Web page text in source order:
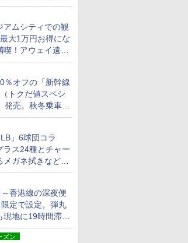
アムシティでの観
大1万円お得にな
！アウェイ遠征
ペーン」
％オフの「新幹線
トクだ値スペシ
発売。秋冬乗車
っと限定
」6球団コラ
ラス24種とチャー
メガネ拭きなど雑
香港線の深夜便
定で設定。弾丸
現地に19時間滞在
ズン